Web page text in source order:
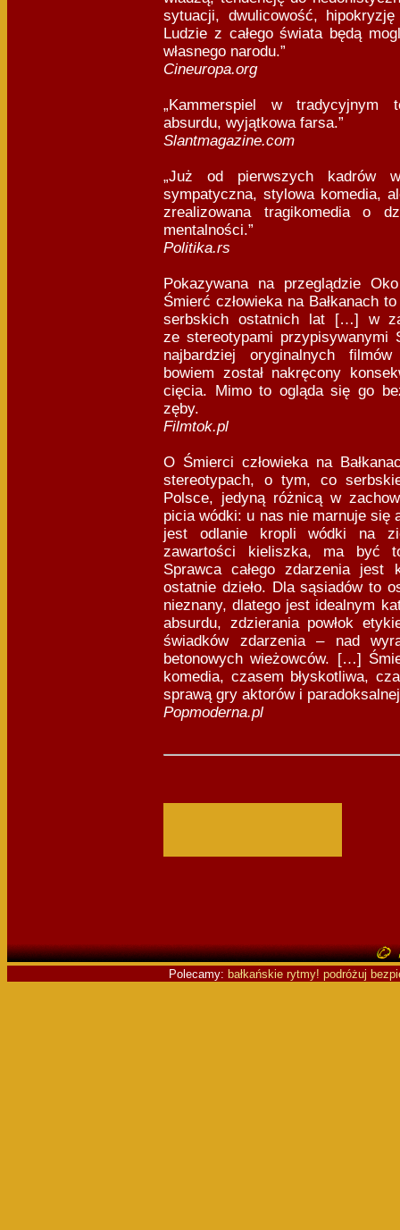
sytuacji, dwulicowość,
Ludzie z całego świata będą
własnego narodu.”
Cineuropa.org
„Kammerspiel w tradycyjnym
absurdu, wyjątkowa farsa.”
Slantmagazine.com
„Już od pierwszych
sympatyczna, stylowa komedia,
zrealizowana tragikomedia o
mentalności.”
Politika.rs
Pokazywana na przeglądzie
Śmierć człowieka na Bałkanach
serbskich ostatnich lat […] w
ze stereotypami
najbardziej oryginalnych
bowiem został nakręcony
cięcia. Mimo to ogląda się go
zęby.
Filmtok.pl
O Śmierci człowieka na
stereotypach, o tym, co
Polsce, jedyną różnicą w
picia wódki: u nas nie marnuje się
jest odlanie kropli wódki na
zawartości kieliszka, ma być
Sprawca całego zdarzenia
ostatnie dzieło. Dla sąsiadów to
nieznany, dlatego jest idealnym
absurdu, zdzierania powłok
świadków zdarzenia – nad
betonowych wieżowców. […]
komedia, czasem błyskotliwa,
sprawą gry aktorów i
Popmoderna.pl
Polecamy: bałkańskie rytmy! podróżuj